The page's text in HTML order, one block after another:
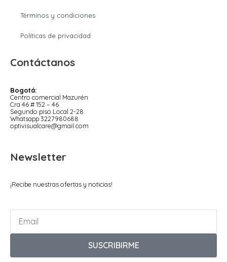
Términos y condiciones
Políticas de privacidad
Contáctanos
Bogotá:
Centro comercial Mazurén
Cra 46 # 152 – 46
Segundo piso Local 2-28
Whatsapp 3227980688
optivisualcare@gmail.com
Newsletter
¡Recibe nuestras ofertas y noticias!
SUSCRIBIRME